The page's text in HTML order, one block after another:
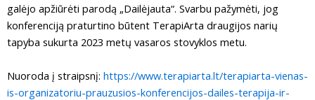
galėjo apžiūrėti parodą „Dailėjauta“. Svarbu pažymėti, jog
konferenciją praturtino būtent TerapiArta draugijos narių
tapyba sukurta 2023 metų vasaros stovyklos metu.
Nuoroda į straipsnį: https://www.terapiarta.lt/terapiarta-vienas-
is-organizatoriu-prauzusios-konferencijos-dailes-terapija-ir-